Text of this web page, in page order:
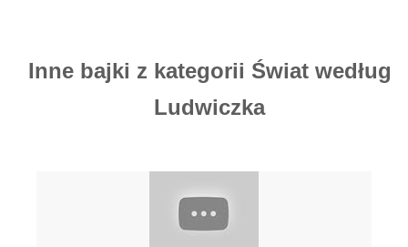
Inne bajki z kategorii Świat według
Ludwiczka